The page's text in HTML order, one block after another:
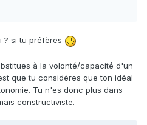
? si tu préfères
à la volonté/capacité d'un
que tu considères que ton idéal
Tu n'es donc plus dans
constructiviste.